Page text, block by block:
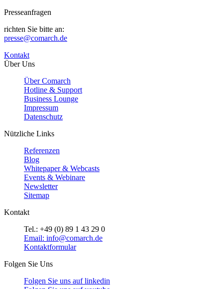
Presseanfragen
richten Sie bitte an:
presse@comarch.de
Kontakt
Über Uns
Über Comarch
Hotline & Support
Business Lounge
Impressum
Datenschutz
Nützliche Links
Referenzen
Blog
Whitepaper & Webcasts
Events & Webinare
Newsletter
Sitemap
Kontakt
Tel.: +49 (0) 89 1 43 29 0
Email: info@comarch.de
Kontaktformular
Folgen Sie Uns
Folgen Sie uns auflinkedin